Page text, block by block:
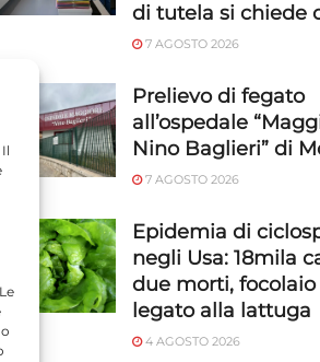
di tutela si chiede
7 AGOSTO 2026
Prelievo di fegato
all’ospedale
Nino Baglieri” di
7 AGOSTO 2026
Epidemia di
negli Usa: 18mila
due morti, focolaio
legato alla lattuga
4 AGOSTO 2026